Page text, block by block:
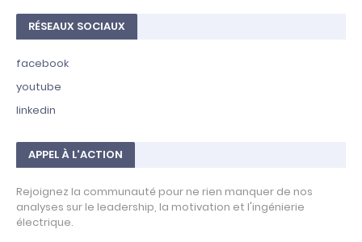
RÉSEAUX SOCIAUX
facebook
youtube
linkedin
APPEL À L'ACTION
Rejoignez la communauté pour ne rien manquer de nos
analyses sur le leadership, la motivation et l'ingénierie
électrique.